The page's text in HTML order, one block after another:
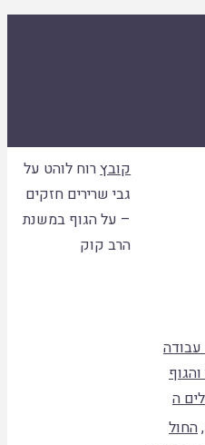
עמוד
ראשי
קובץרוח לוהט על
גבי שרירים חזקים
– על הגוף במשנת
הרב קוק
על הגוף במשנת הרב קוק
עבודה
ה
,החול